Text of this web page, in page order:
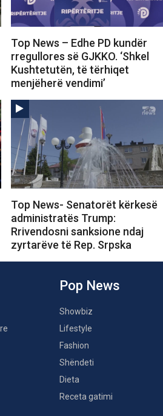
Top News – Edhe PD kundër
rregullores së GJKKO. ‘Shkel
Kushtetutën, të tërhiqet
menjëherë vendimi’
Top News- Senatorët kërkesë
administratës Trump:
Rrivendosni sanksione ndaj
zyrtarëve të Rep. Srpska
Pop News
Showbiz
Lifestyle
Fashion
Shëndeti
Dieta
Receta gatimi